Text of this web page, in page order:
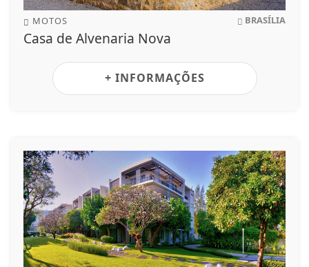
MOTOS BRASÍLIA
Casa de Alvenaria Nova
+ INFORMAÇÕES